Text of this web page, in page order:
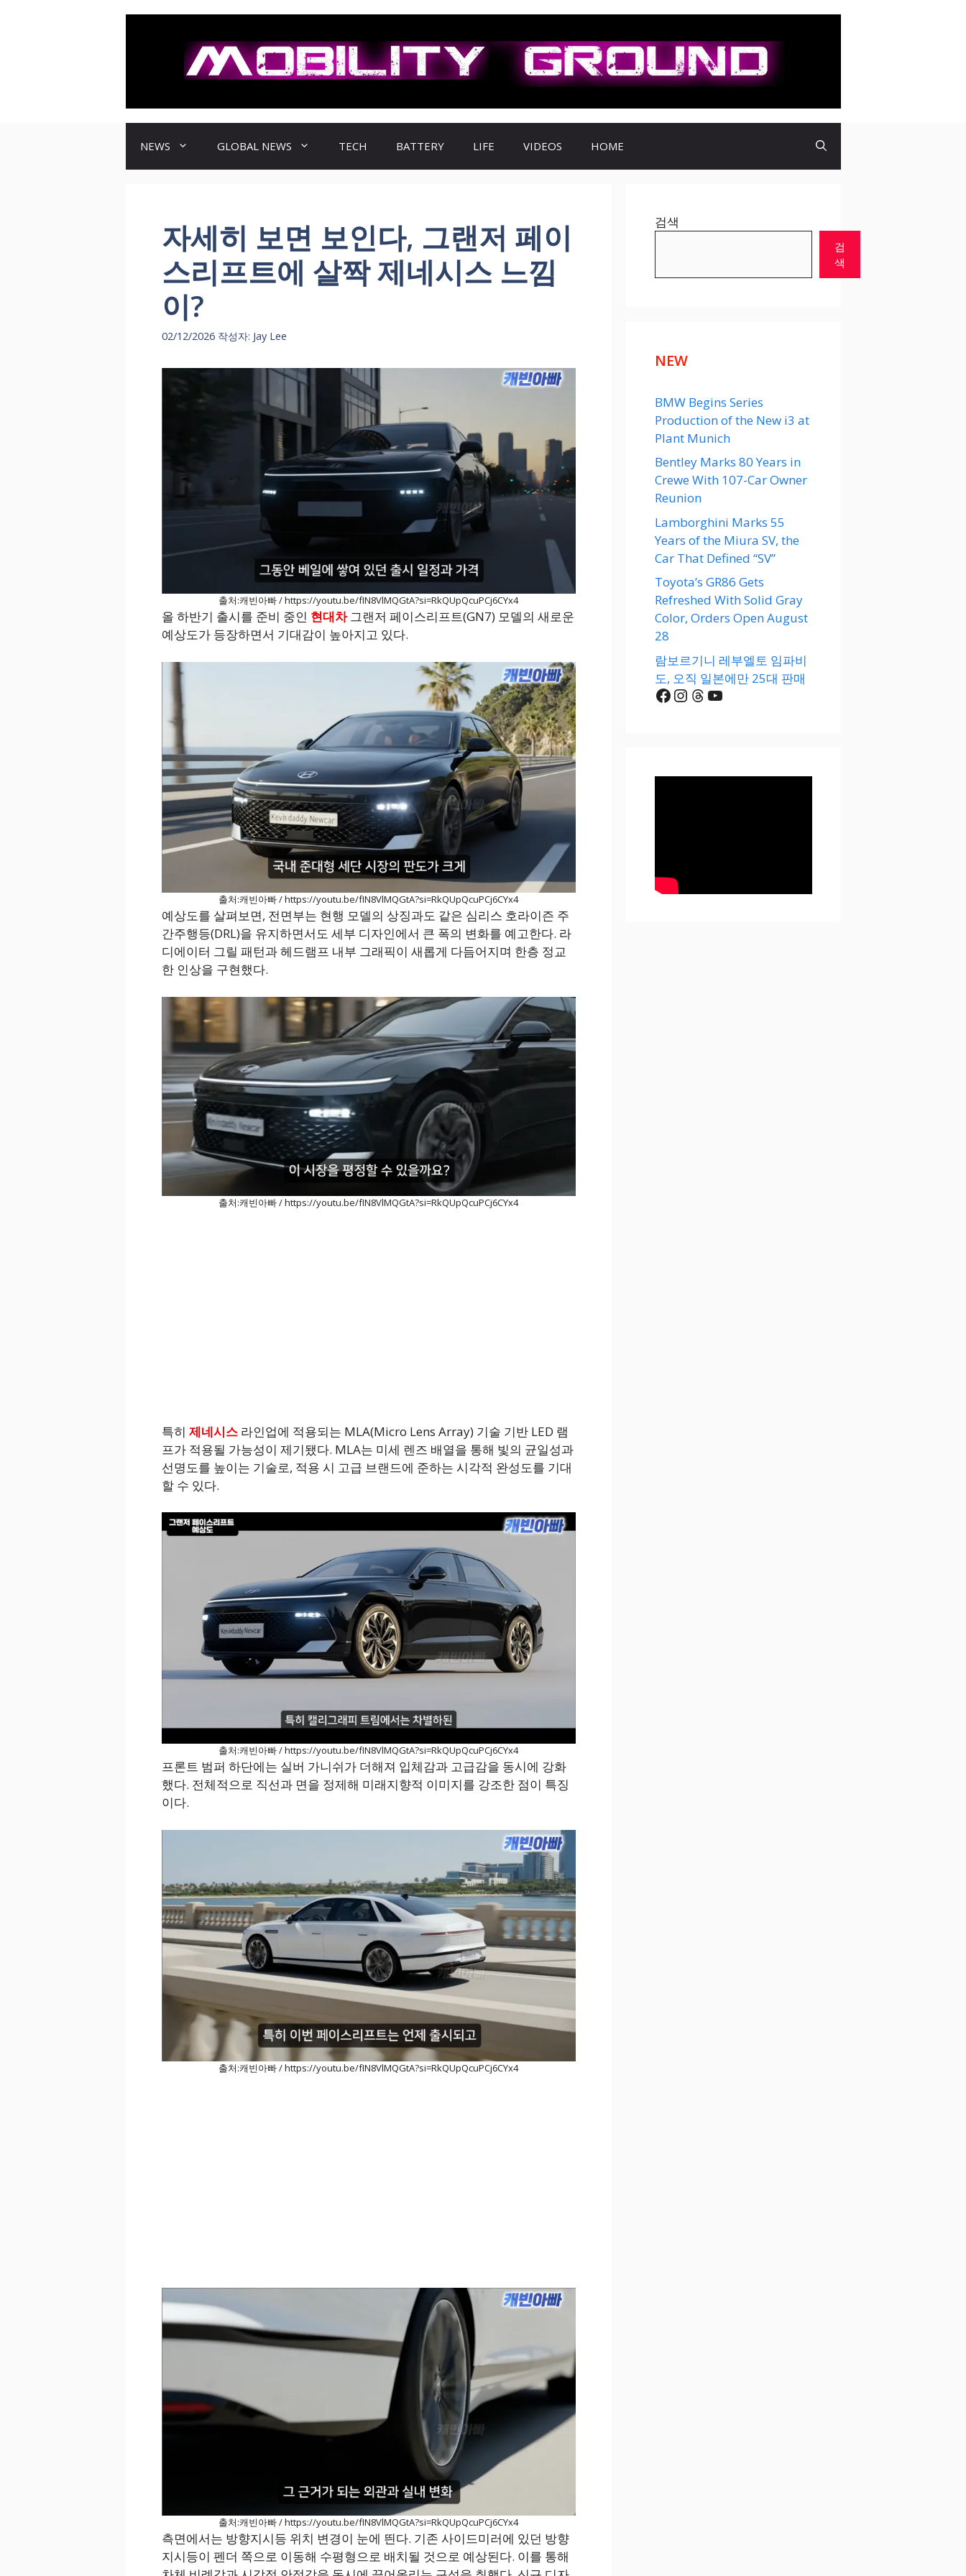
NEWS GLOBAL NEWS TECH BATTERY LIFE VIDEOS HOME
자세히 보면 보인다, 그랜저 페이
스리프트에 살짝 제네시스 느낌
이?
02/12/2026 작성자: Jay Lee
출처:캐빈아빠 / https://youtu.be/fIN8VlMQGtA?si=RkQUpQcuPCj6CYx4
올 하반기 출시를 준비 중인 현대차그랜저 페이스리프트(GN7) 모델의 새로운
예상도가 등장하면서 기대감이 높아지고 있다.
출처:캐빈아빠 / https://youtu.be/fIN8VlMQGtA?si=RkQUpQcuPCj6CYx4
예상도를 살펴보면, 전면부는 현행 모델의 상징과도 같은 심리스 호라이즌 주
간주행등(DRL)을 유지하면서도 세부 디자인에서 큰 폭의 변화를 예고한다. 라
디에이터 그릴 패턴과 헤드램프 내부 그래픽이 새롭게 다듬어지며 한층 정교
한 인상을 구현했다.
출처:캐빈아빠 / https://youtu.be/fIN8VlMQGtA?si=RkQUpQcuPCj6CYx4
특히 제네시스라인업에 적용되는 MLA(Micro Lens Array) 기술 기반 LED 램
프가 적용될 가능성이 제기됐다. MLA는 미세 렌즈 배열을 통해 빛의 균일성과
선명도를 높이는 기술로, 적용 시 고급 브랜드에 준하는 시각적 완성도를 기대
할 수 있다.
출처:캐빈아빠 / https://youtu.be/fIN8VlMQGtA?si=RkQUpQcuPCj6CYx4
프론트 범퍼 하단에는 실버 가니쉬가 더해져 입체감과 고급감을 동시에 강화
했다. 전체적으로 직선과 면을 정제해 미래지향적 이미지를 강조한 점이 특징
이다.
출처:캐빈아빠 / https://youtu.be/fIN8VlMQGtA?si=RkQUpQcuPCj6CYx4
출처:캐빈아빠 / https://youtu.be/fIN8VlMQGtA?si=RkQUpQcuPCj6CYx4
측면에서는 방향지시등 위치 변경이 눈에 띈다. 기존 사이드미러에 있던 방향
지시등이 펜더 쪽으로 이동해 수평형으로 배치될 것으로 예상된다. 이를 통해
검색
검
색
NEW
BMW Begins Series
Production of the New i3 at
Plant Munich
Bentley Marks 80 Years in
Crewe With 107-Car Owner
Reunion
Lamborghini Marks 55
Years of the Miura SV, the
Car That Defined “SV”
Toyota’s GR86 Gets
Refreshed With Solid Gray
Color, Orders Open August
28
람보르기니 레부엘토 임파비
도, 오직 일본에만 25대 판매
Facebook
Instagram
Threads
YouTube